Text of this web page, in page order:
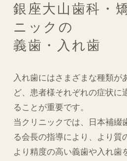
銀座大山歯科・
ニックの
義歯・入れ歯
入れ歯にはさまざまな種類が
ど、患者様それぞれの症状に
ることが重要です。
当クリニックでは、日本補綴
る会長の指導により、より質
より精度の高い義歯や入れ歯